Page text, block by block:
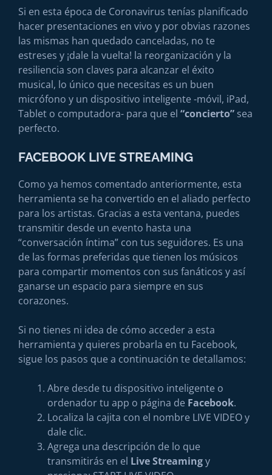
Si en esta época de Coronavirus tenías planificado
hacer presentaciones en vivo y por obvias razones
las mismas han quedado canceladas, no te
estreses y ¡dale la vuelta! la reorganización y la
resiliencia son claves para alcanzar el éxito
musical, lo único que necesitas es un buen
micrófono y un dispositivo inteligente -móvil, iPad,
Tablet o computadora- para que el “concierto” sea
perfecto.
FACEBOOK LIVE STREAMING
Como ya hemos comentado anteriormente, esta
herramienta se ha convertido en el aliado perfecto
para los artistas. Gracias a esta ventana, puedes
transmitir desde un evento hasta una
“conversación íntima” con tus seguidores. Es una
de las formas preferidas que tienen los músicos
para compartir momentos con sus fanáticos y así
ganarse un espacio para siempre en sus
corazones.
Si no tienes ni idea de cómo acceder a esta
herramienta y quieres probarla en tu Facebook,
sigue los pasos que a continuación te detallamos:
Abre desde tu dispositivo inteligente o
ordenador tu app o página de Facebook.
Localiza la cajita con el nombre LIVE VIDEO y
dale clic.
Agrega una descripción de lo que
transmitirás en el Live Streamingy